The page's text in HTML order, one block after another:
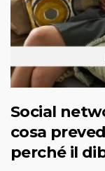
Social
cosa
perché il